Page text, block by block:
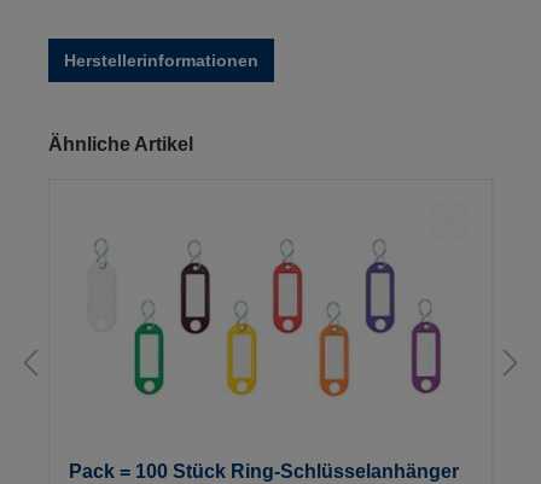
Herstellerinformationen
Produktgalerie überspringen
Ähnliche Artikel
Pack = 100 Stück Ring-Schlüsselanhänger